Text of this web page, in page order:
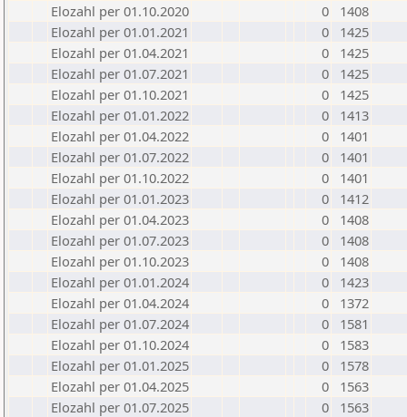
Elozahl per 01.10.2020
0
1408
Elozahl per 01.01.2021
0
1425
Elozahl per 01.04.2021
0
1425
Elozahl per 01.07.2021
0
1425
Elozahl per 01.10.2021
0
1425
Elozahl per 01.01.2022
0
1413
Elozahl per 01.04.2022
0
1401
Elozahl per 01.07.2022
0
1401
Elozahl per 01.10.2022
0
1401
Elozahl per 01.01.2023
0
1412
Elozahl per 01.04.2023
0
1408
Elozahl per 01.07.2023
0
1408
Elozahl per 01.10.2023
0
1408
Elozahl per 01.01.2024
0
1423
Elozahl per 01.04.2024
0
1372
Elozahl per 01.07.2024
0
1581
Elozahl per 01.10.2024
0
1583
Elozahl per 01.01.2025
0
1578
Elozahl per 01.04.2025
0
1563
Elozahl per 01.07.2025
0
1563